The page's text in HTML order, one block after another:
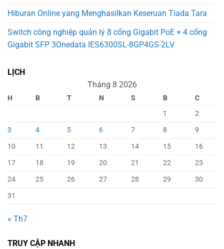
Hiburan Online yang Menghasilkan Keseruan Tiada Tara
Switch công nghiệp quản lý 8 cổng Gigabit PoE + 4 cổng
Gigabit SFP 3Onedata IES6300SL-8GP4GS-2LV
LỊCH
Tháng 8 2026
H B T N S B
C
1
2
3
4 5 6 7 8
9
10
11 12 13 14 15
16
17
18 19 20 21 22
23
24
25 26 27 28 29
30
31
« Th7
TRUY CẬP NHANH